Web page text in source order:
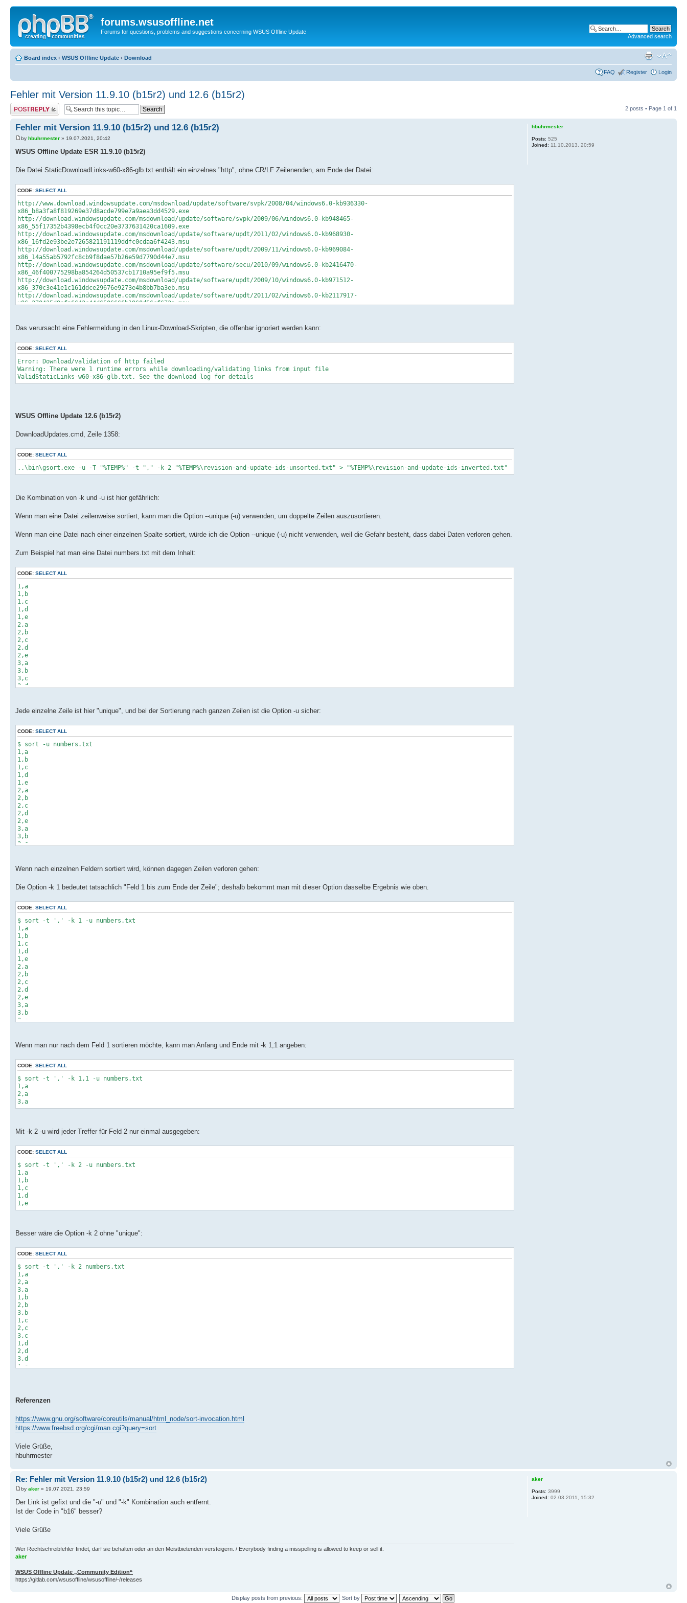
forums.wsusoffline.net
Forums for questions, problems and suggestions concerning WSUS Offline Update
Advanced search
Board index ‹ WSUS Offline Update ‹ Download
FAQ Register Login
Fehler mit Version 11.9.10 (b15r2) und 12.6 (b15r2)
Post a reply 2 posts • Page 1 of 1
Fehler mit Version 11.9.10 (b15r2) und 12.6 (b15r2)
by hbuhrmester » 19.07.2021, 20:42
WSUS Offline Update ESR 11.9.10 (b15r2)
Die Datei StaticDownloadLinks-w60-x86-glb.txt enthält ein einzelnes "http", ohne CR/LF Zeilenenden, am Ende der Datei:
CODE: SELECT ALL
http://www.download.windowsupdate.com/msdownload/update/software/svpk/2008/04/windows6.0-kb936330-
x86_b8a3fa8f819269e37d8acde799e7a9aea3dd4529.exe
http://download.windowsupdate.com/msdownload/update/software/svpk/2009/06/windows6.0-kb948465-
x86_55f17352b4398ecb4f0cc20e3737631420ca1609.exe
http://download.windowsupdate.com/msdownload/update/software/updt/2011/02/windows6.0-kb968930-
x86_16fd2e93be2e7265821191119ddfc0cdaa6f4243.msu
http://download.windowsupdate.com/msdownload/update/software/updt/2009/11/windows6.0-kb969084-
x86_14a55ab5792fc8cb9f8dae57b26e59d7790d44e7.msu
http://download.windowsupdate.com/msdownload/update/software/secu/2010/09/windows6.0-kb2416470-
x86_46f400775298ba854264d50537cb1710a95ef9f5.msu
http://download.windowsupdate.com/msdownload/update/software/updt/2009/10/windows6.0-kb971512-
x86_370c3e41e1c161ddce29676e9273e4b8bb7ba3eb.msu
http://download.windowsupdate.com/msdownload/update/software/updt/2011/02/windows6.0-kb2117917-
x86_370435d9efa6643c44d6506666b1960d56cf673a.msu
http://download.windowsupdate.com/msdownload/update/software/updt/2011/03/ie9-langpack-windowsvista-x86-
deu_e540c69a3d0c24c14ed8294feeaeb7223d2a8ea3.exe
http://download.microsoft.com/download/E/7/6/E76850B8-DA6E-4FF5-8CCE-A24FC513FD16/Windows6.0-KB2506146-x86.msu
http
Das verursacht eine Fehlermeldung in den Linux-Download-Skripten, die offenbar ignoriert werden kann:
CODE: SELECT ALL
Error: Download/validation of http failed
Warning: There were 1 runtime errors while downloading/validating links from input file
ValidStaticLinks-w60-x86-glb.txt. See the download log for details
WSUS Offline Update 12.6 (b15r2)
DownloadUpdates.cmd, Zeile 1358:
CODE: SELECT ALL
..\bin\gsort.exe -u -T "%TEMP%" -t "," -k 2 "%TEMP%\revision-and-update-ids-unsorted.txt" > "%TEMP%\revision-and-update-ids-inverted.txt"
Die Kombination von -k und -u ist hier gefährlich:
Wenn man eine Datei zeilenweise sortiert, kann man die Option --unique (-u) verwenden, um doppelte Zeilen auszusortieren.
Wenn man eine Datei nach einer einzelnen Spalte sortiert, würde ich die Option --unique (-u) nicht verwenden, weil die Gefahr besteht, dass dabei Daten verloren gehen.
Zum Beispiel hat man eine Datei numbers.txt mit dem Inhalt:
CODE: SELECT ALL
1,a
1,b
1,c
1,d
1,e
2,a
2,b
2,c
2,d
2,e
3,a
3,b
3,c
3,d
Jede einzelne Zeile ist hier "unique", und bei der Sortierung nach ganzen Zeilen ist die Option -u sicher:
CODE: SELECT ALL
$ sort -u numbers.txt
1,a
1,b
1,c
1,d
1,e
2,a
2,b
2,c
2,d
2,e
3,a
3,b
3,c
Wenn nach einzelnen Feldern sortiert wird, können dagegen Zeilen verloren gehen:
Die Option -k 1 bedeutet tatsächlich "Feld 1 bis zum Ende der Zeile"; deshalb bekommt man mit dieser Option dasselbe Ergebnis wie oben.
CODE: SELECT ALL
$ sort -t ',' -k 1 -u numbers.txt
1,a
1,b
1,c
1,d
1,e
2,a
2,b
2,c
2,d
2,e
3,a
3,b
3,c
Wenn man nur nach dem Feld 1 sortieren möchte, kann man Anfang und Ende mit -k 1,1 angeben:
CODE: SELECT ALL
$ sort -t ',' -k 1,1 -u numbers.txt
1,a
2,a
3,a
Mit -k 2 -u wird jeder Treffer für Feld 2 nur einmal ausgegeben:
CODE: SELECT ALL
$ sort -t ',' -k 2 -u numbers.txt
1,a
1,b
1,c
1,d
1,e
Besser wäre die Option -k 2 ohne "unique":
CODE: SELECT ALL
$ sort -t ',' -k 2 numbers.txt
1,a
2,a
3,a
1,b
2,b
3,b
1,c
2,c
3,c
1,d
2,d
3,d
1,e
Referenzen
https://www.gnu.org/software/coreutils/manual/html_node/sort-invocation.html
https://www.freebsd.org/cgi/man.cgi?query=sort
Viele Grüße,
hbuhrmester
hbuhrmester
Posts: 525
Joined: 11.10.2013, 20:59
Re: Fehler mit Version 11.9.10 (b15r2) und 12.6 (b15r2)
by aker » 19.07.2021, 23:59
Der Link ist gefixt und die "-u" und "-k" Kombination auch entfernt.
Ist der Code in "b16" besser?
Viele Grüße
Wer Rechtschreibfehler findet, darf sie behalten oder an den Meistbietenden versteigern. / Everybody finding a misspelling is allowed to keep or sell it.
aker
WSUS Offline Update „Community Edition“
https://gitlab.com/wsusoffline/wsusoffline/-/releases
aker
Posts: 3999
Joined: 02.03.2011, 15:32
Display posts from previous: Sort by